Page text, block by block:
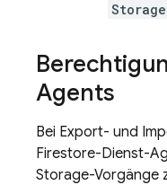
Agents
Bei Export- und
Firestore-Dienst-
Storage-Vorgänge